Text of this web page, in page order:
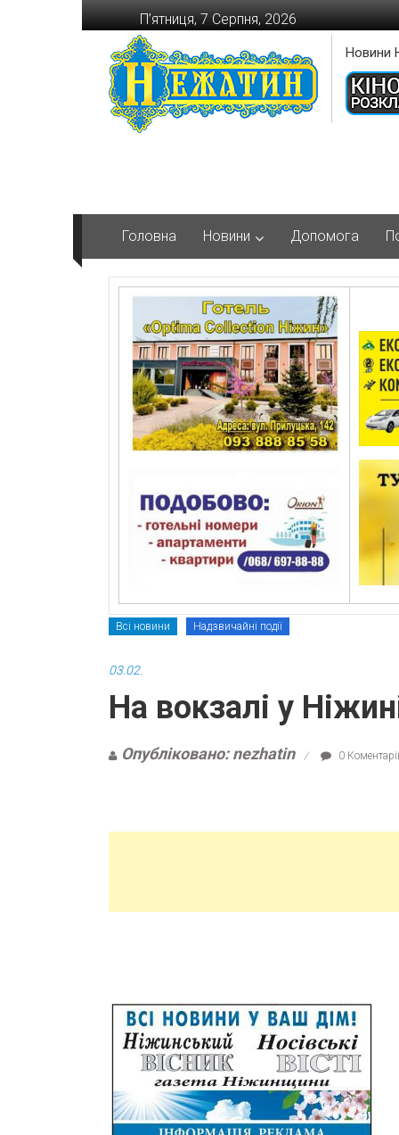
Перейти
до
вмісту
П’ятниця, 7 Серпня, 2026
Новини
Головна Новини Допомога
Всі новини Надзвичайні події
03.02.
На вокзалі у
Опубліковано: nezhatin 0